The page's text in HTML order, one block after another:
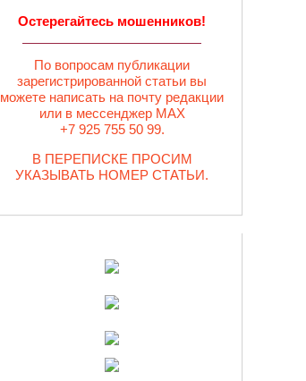
Остерегайтесь мошенников!
По вопросам публикации
зарегистрированной статьи вы
можете написать на почту редакции
или в мессенджер MAX
+7 925 755 50 99.
В ПЕРЕПИСКЕ ПРОСИМ
УКАЗЫВАТЬ НОМЕР СТАТЬИ.